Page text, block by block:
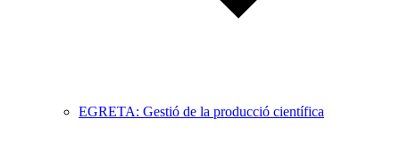
EGRETA: Gestió de la producció científica